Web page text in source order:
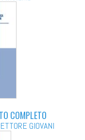
COMPLETO
GIOVANI